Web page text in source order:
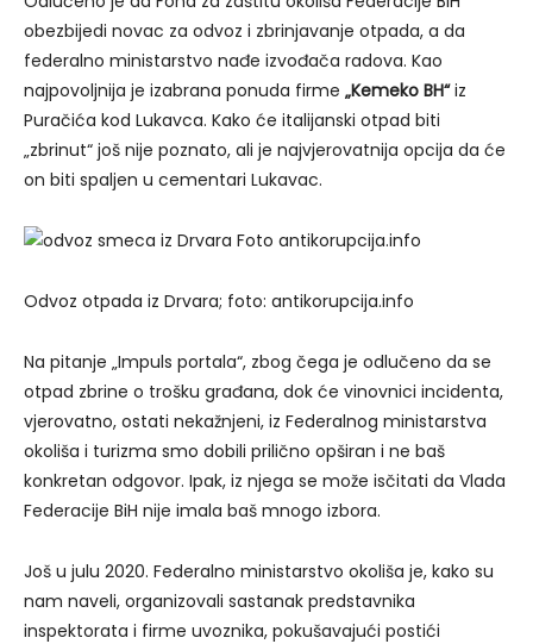
obezbijedi novac za odvoz i zbrinjavanje otpada, a da
federalno ministarstvo nađe izvođača radova. Kao
najpovoljnija je izabrana ponuda firme „Kemeko BH“iz
Puračića kod Lukavca. Kako će italijanski otpad biti
„zbrinut“ još nije poznato, ali je najvjerovatnija opcija da će
on biti spaljen u cementari Lukavac.
Odvoz otpada iz Drvara; foto: antikorupcija.info
Na pitanje „Impuls portala“, zbog čega je odlučeno da se
otpad zbrine o trošku građana, dok će vinovnici incidenta,
vjerovatno, ostati nekažnjeni, iz Federalnog ministarstva
okoliša i turizma smo dobili prilično opširan i ne baš
konkretan odgovor. Ipak, iz njega se može isčitati da Vlada
Federacije BiH nije imala baš mnogo izbora.
Još u julu 2020. Federalno ministarstvo okoliša je, kako su
nam naveli, organizovali sastanak predstavnika
inspektorata i firme uvoznika, pokušavajući postići